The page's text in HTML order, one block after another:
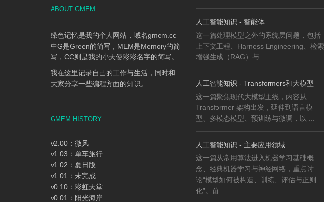
ABOUT GMEM
绿色记忆是我的个人网站，域名gmem.cc
中G是Green的简写，MEM是Memory的简
写，CC则是我的小天使彩彩名字的简写。
我在这里记录自己的工作与生活，同时和
大家分享一些编程方面的知识。
GMEM HISTORY
v2.00：微风
v1.03：单车旅行
v1.02：夏日版
v1.01：未完成
v0.10：彩虹天堂
v0.01：阳光海岸
人工智能知识 - 智能体
这一篇处理模型之外的系统层问题，包括
上下文工程、Harness Engineering、检索
增强生成（RAG）与 ...
人工智能知识 - Transformers和大模型
这一篇聚焦现代大模型主线，内容从
Transformer 架构出发，延伸到语言模
型、多模态模型、预训练与微调，以 ...
人工智能知识 - 主要应用领域
这一篇从常用算法进入机器学习基础概
念、经典机器学习与神经网络，重点讨
论“模型如何被构造、训练、评估与正则
化”。前 ...